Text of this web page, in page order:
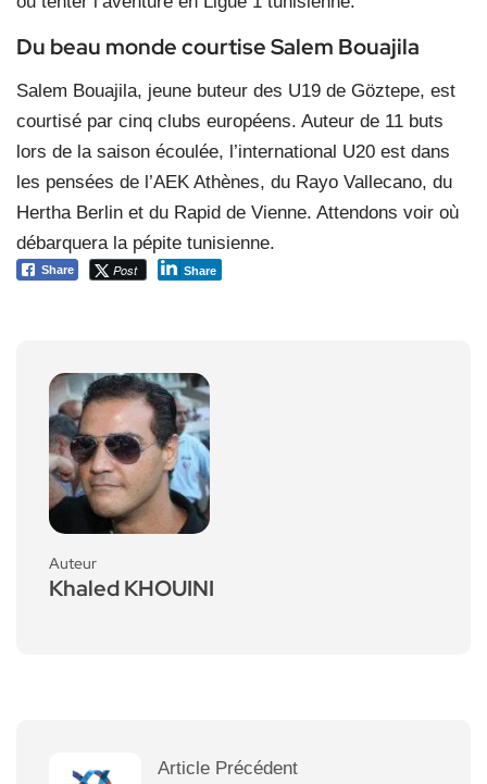
Du beau monde courtise Salem Bouajila
Salem Bouajila, jeune buteur des U19 de Göztepe, est
courtisé par cinq clubs européens. Auteur de 11 buts
lors de la saison écoulée, l’international U20 est dans
les pensées de l’AEK Athènes, du Rayo Vallecano, du
Hertha Berlin et du Rapid de Vienne. Attendons voir où
débarquera la pépite tunisienne.
Share Post Share
Auteur
Khaled KHOUINI
Article Précédent